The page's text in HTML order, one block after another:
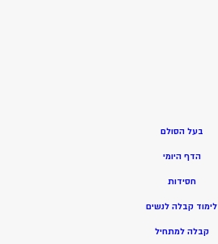
בעל הסולם
הדף היומי
חסידות
לימוד קבלה לנשים
קבלה למתחיל